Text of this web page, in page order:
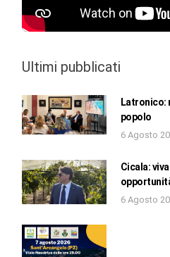
Ultimi pubblicati
Latronico:
popolo
6 Agosto
Cicala:
6 Agosto